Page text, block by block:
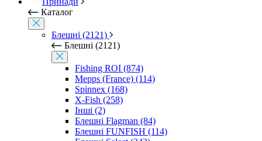
Каталог
Блешні (2121)
Блешні (2121)
Fishing ROI (874)
Mepps (France) (114)
Spinnex (168)
X-Fish (258)
Інші (2)
Блешні Flagman (84)
Блешні FUNFISH (114)